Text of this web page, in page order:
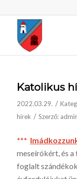
Katolikus
2022.03.29. /
hírek / Szerző: admin
*** I
meseíró­kért, és
foglalt